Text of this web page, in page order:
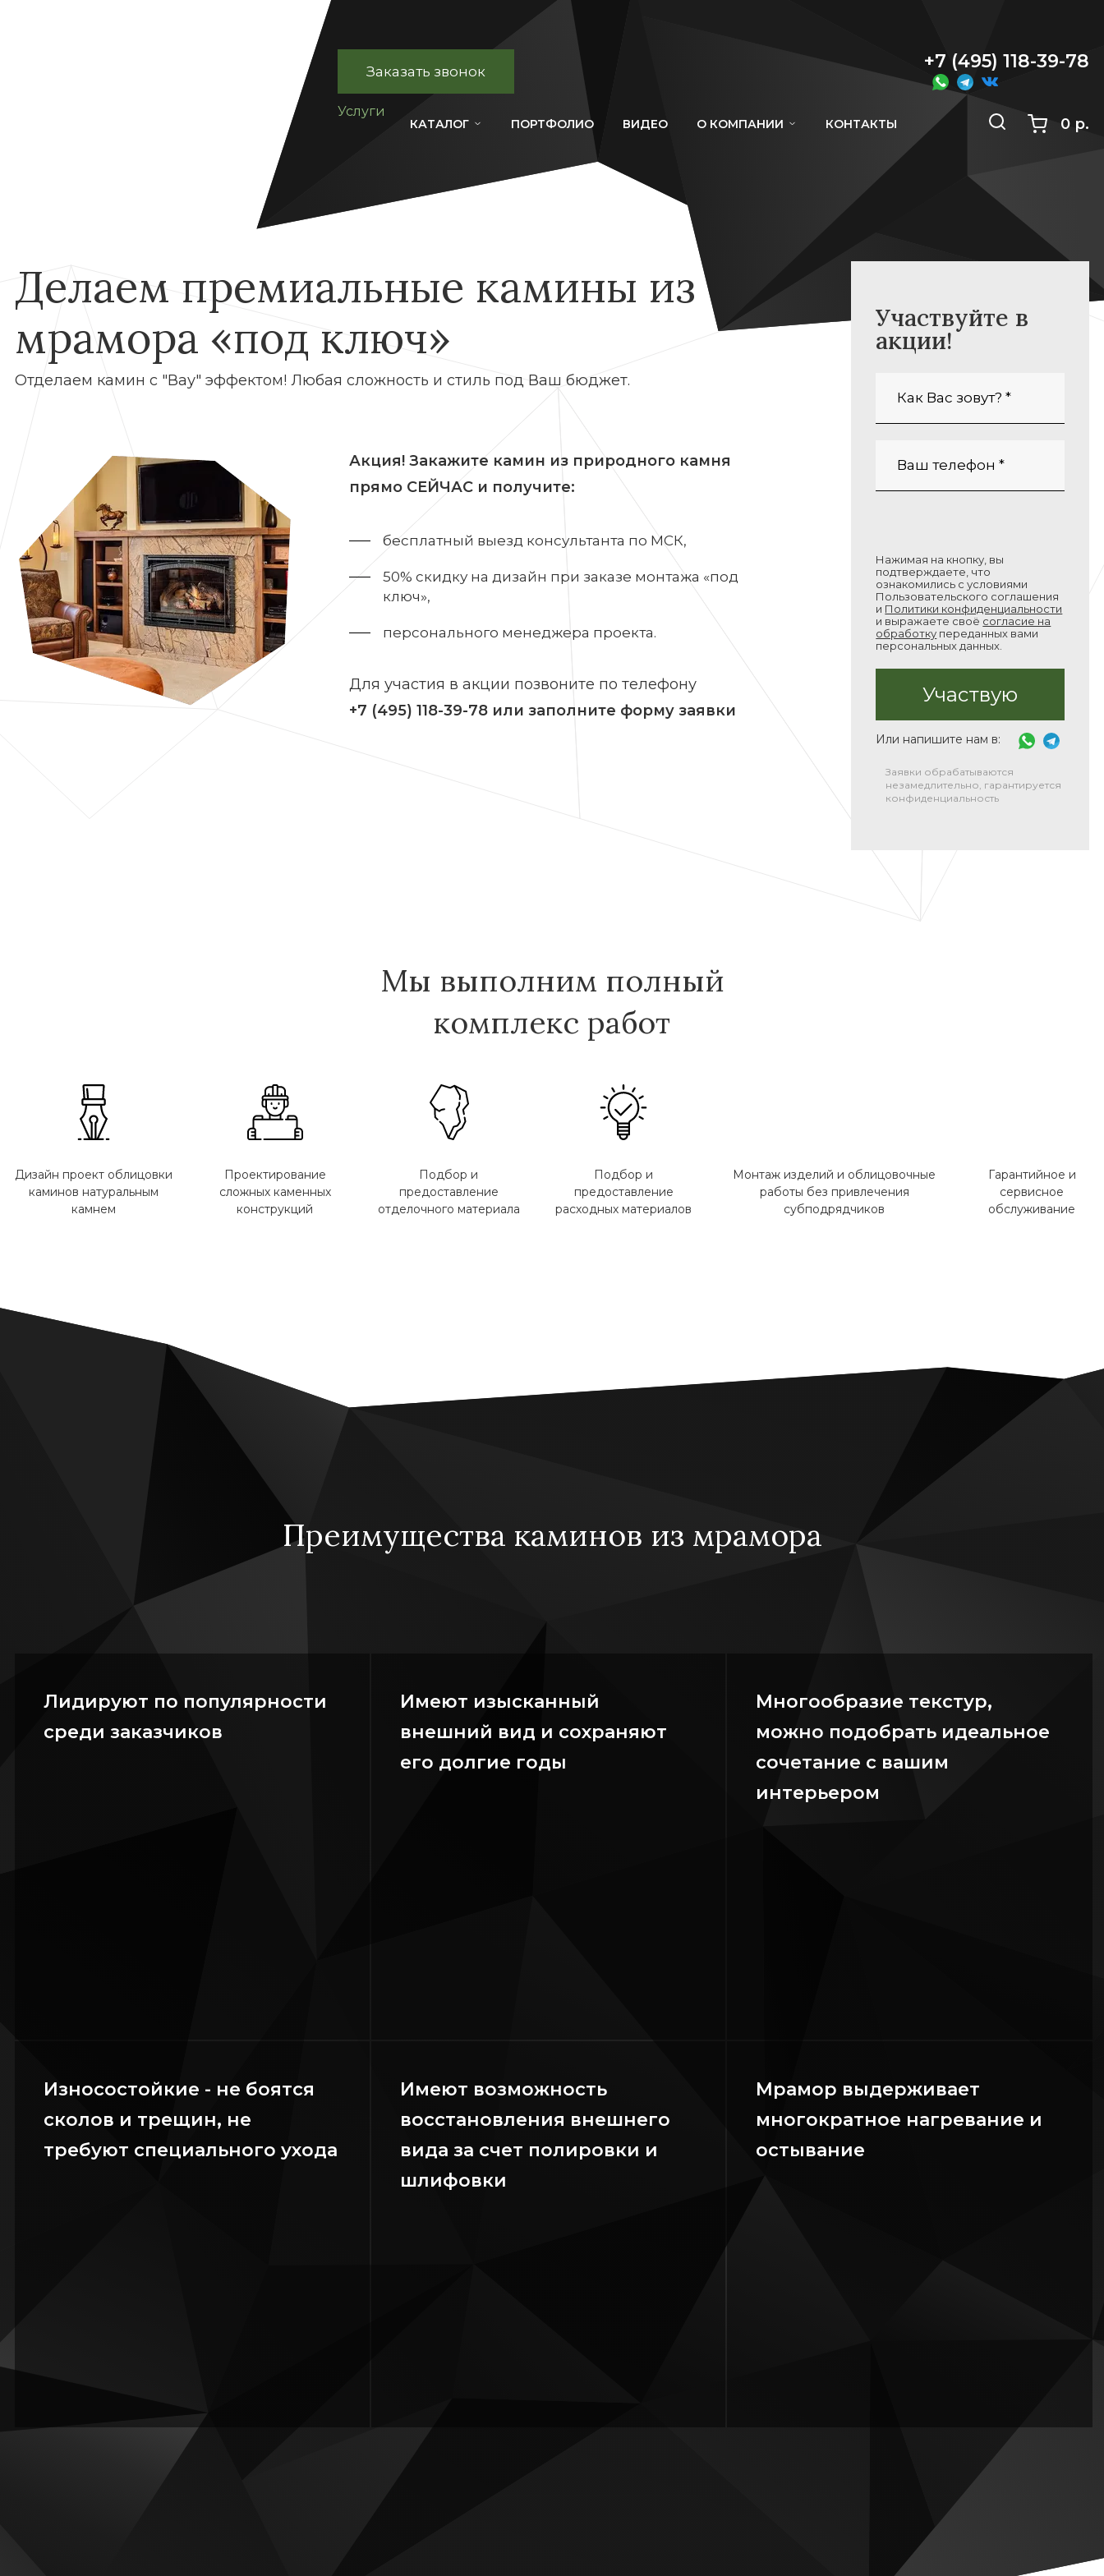
Заказать звонок +7 (495) 118-39-78
Услуги
КАТАЛОГ ПОРТФОЛИО ВИДЕО О КОМПАНИИ КОНТАКТЫ 0 р.
Делаем премиальные камины из
мрамора «под ключ»
Отделаем камин с "Вау" эффектом! Любая сложность и стиль под Ваш бюджет.
Акция! Закажите камин из природного камня
прямо СЕЙЧАС и получите:
бесплатный выезд консультанта по МСК,
50% скидку на дизайн при заказе монтажа «под
ключ»,
персонального менеджера проекта.
Для участия в акции позвоните по телефону
+7 (495) 118-39-78 или заполните форму заявки
Участвуйте в
акции!
Нажимая на кнопку, вы
подтверждаете, что
ознакомились с условиями
Пользовательского соглашения
и Политики конфиденциальности
и выражаете своё согласие на
обработку переданных вами
персональных данных.
Или напишите нам в:
Заявки обрабатываются
незамедлительно, гарантируется
конфиденциальность
Мы выполним полный
комплекс работ
Дизайн проект облицовки
каминов натуральным
камнем
Проектирование
сложных каменных
конструкций
Подбор и
предоставление
отделочного материала
Подбор и
предоставление
расходных материалов
Монтаж изделий и облицовочные
работы без привлечения
субподрядчиков
Гарантийное и
сервисное
обслуживание
Преимущества каминов из мрамора
Лидируют по популярности
среди заказчиков
Имеют изысканный
внешний вид и сохраняют
его долгие годы
Многообразие текстур,
можно подобрать идеальное
сочетание с вашим
интерьером
Износостойкие - не боятся
сколов и трещин, не
требуют специального ухода
Имеют возможность
восстановления внешнего
вида за счет полировки и
шлифовки
Мрамор выдерживает
многократное нагревание и
остывание